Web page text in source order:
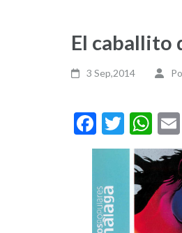
El caballito
3 Sep,2014